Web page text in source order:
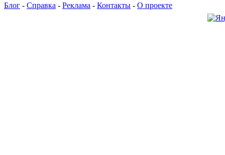
Блог - Справка - Реклама - Контакты - О проекте